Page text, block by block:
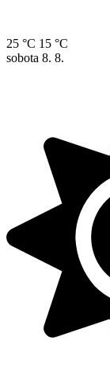
25 °C 15 °C
sobota 8. 8.